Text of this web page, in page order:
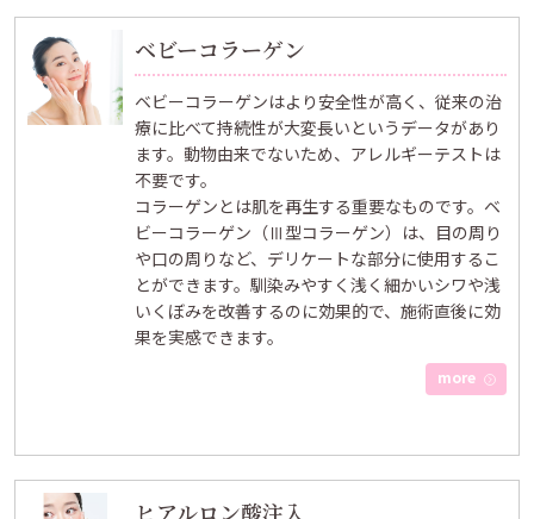
ベビーコラーゲン
ベビーコラーゲンはより安全性が高く、従来の治
療に比べて持続性が大変長いというデータがあり
ます。動物由来でないため、アレルギーテストは
不要です。
コラーゲンとは肌を再生する重要なものです。ベ
ビーコラーゲン（Ⅲ型コラーゲン）は、目の周り
や口の周りなど、デリケートな部分に使用するこ
とができます。馴染みやすく浅く細かいシワや浅
いくぼみを改善するのに効果的で、施術直後に効
果を実感できます。
more
ヒアルロン酸注入